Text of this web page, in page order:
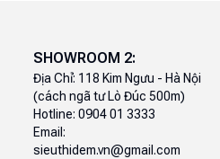
SHOWROOM 2:
Địa Chỉ: 118 Kim Ngưu - Hà Nội
(cách ngã tư Lò Đúc 500m)
Hotline: 0904 01 3333
Email:
sieuthidem.vn@gmail.com